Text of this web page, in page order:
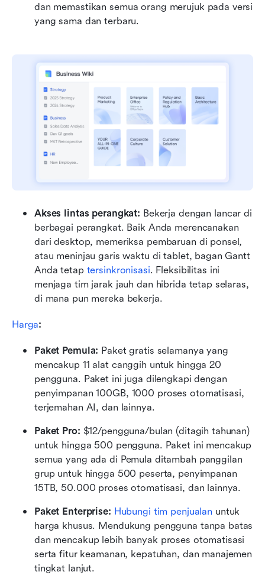
dan memastikan semua orang merujuk pada versi
yang sama dan terbaru.
Akses lintas perangkat: Bekerja dengan lancar di
berbagai perangkat. Baik Anda merencanakan
dari desktop, memeriksa pembaruan di ponsel,
atau meninjau garis waktu di tablet, bagan Gantt
Anda tetap tersinkronisasi. Fleksibilitas ini
menjaga tim jarak jauh dan hibrida tetap selaras,
di mana pun mereka bekerja.
Harga:
Paket Pemula: Paket gratis selamanya yang
mencakup 11 alat canggih untuk hingga 20
pengguna. Paket ini juga dilengkapi dengan
penyimpanan 100GB, 1000 proses otomatisasi,
terjemahan AI, dan lainnya.
Paket Pro: $12/pengguna/bulan (ditagih tahunan)
untuk hingga 500 pengguna. Paket ini mencakup
semua yang ada di Pemula ditambah panggilan
grup untuk hingga 500 peserta, penyimpanan
15TB, 50.000 proses otomatisasi, dan lainnya.
Paket Enterprise: Hubungi tim penjualan untuk
harga khusus. Mendukung pengguna tanpa batas
dan mencakup lebih banyak proses otomatisasi
serta fitur keamanan, kepatuhan, dan manajemen
tingkat lanjut.